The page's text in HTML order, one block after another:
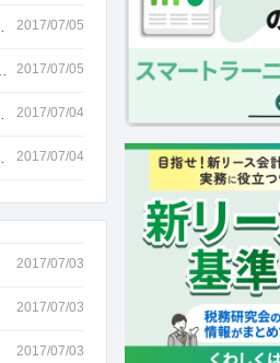
2017/07/05
2017/07/05
2017/07/04
2017/07/04
2017/07/03
2017/07/03
2017/07/03